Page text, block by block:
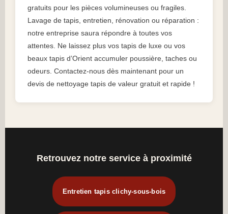
gratuits pour les pièces volumineuses ou fragiles.
Lavage de tapis, entretien, rénovation ou réparation :
notre entreprise saura répondre à toutes vos
attentes. Ne laissez plus vos tapis de luxe ou vos
beaux tapis d’Orient accumuler poussière, taches ou
odeurs. Contactez-nous dès maintenant pour un
devis de nettoyage tapis de valeur gratuit et rapide !
Retrouvez notre service à proximité
Entretien tapis clichy-sous-bois